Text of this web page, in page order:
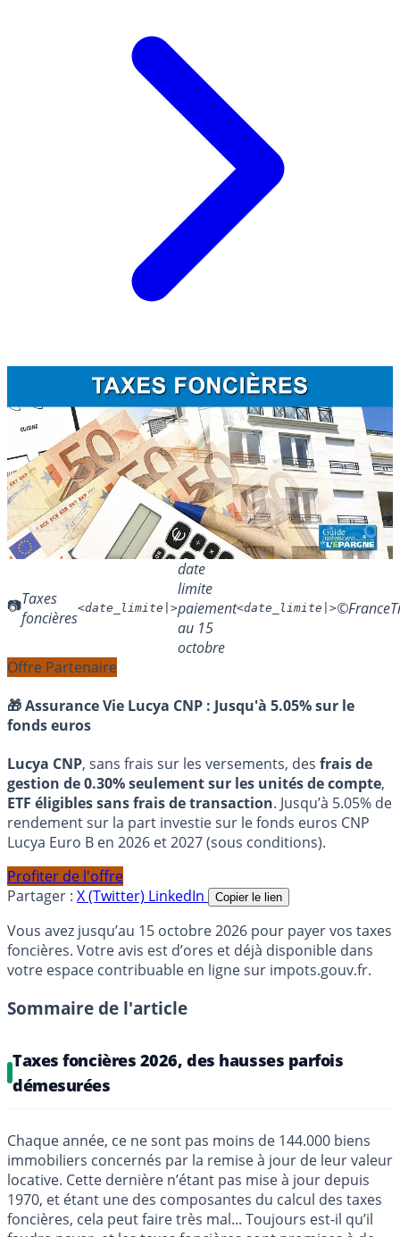
Taxes
foncières<date_limite|>
date
limite
paiement
au 15
octobre
<date_limite|>
Offre Partenaire
🎁 Assurance Vie Lucya CNP : Jusqu'à 5.05% sur le
fonds euros
Lucya CNP, sans frais sur les versements, des frais de
gestion de 0.30% seulement sur les unités de compte,
ETF éligibles sans frais de transaction. Jusqu’à 5.05% de
rendement sur la part investie sur le fonds euros CNP
Lucya Euro B en 2026 et 2027 (sous conditions).
Profiter de l'offre
Partager : X (Twitter) LinkedIn Copier le lien
Vous avez jusqu’au 15 octobre 2026 pour payer vos taxes
foncières. Votre avis est d’ores et déjà disponible dans
votre espace contribuable en ligne sur impots.gouv.fr.
Sommaire de l'article
Taxes foncières 2026, des hausses parfois
démesurées
Chaque année, ce ne sont pas moins de 144.000 biens
immobiliers concernés par la remise à jour de leur valeur
locative. Cette dernière n’étant pas mise à jour depuis
1970, et étant une des composantes du calcul des taxes
foncières, cela peut faire très mal... Toujours est-il qu’il